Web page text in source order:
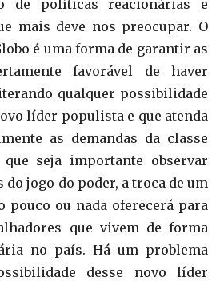
de políticas reacionárias e
mais deve nos preocupar. O
é uma forma de garantir as
favorável de haver
qualquer possibilidade
líder populista e que atenda
as demandas da classe
seja importante observar
jogo do poder, a troca de um
pouco ou nada oferecerá para
que vivem de forma
no país. Há um problema
desse novo líder